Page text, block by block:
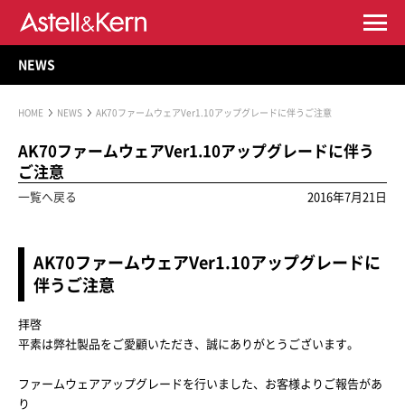
NEWS
HOME NEWS AK70ファームウェアVer1.10アップグレードに伴うご注意
AK70ファームウェアVer1.10アップグレードに伴う
ご注意
一覧へ戻る 2016年7月21日
AK70ファームウェアVer1.10アップグレードに
伴うご注意
拝啓
平素は弊社製品をご愛顧いただき、誠にありがとうございます。
ファームウェアアップグレードを行いました、お客様よりご報告があ
り